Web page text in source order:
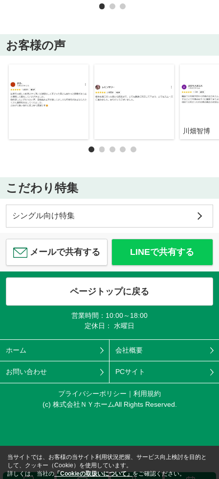
お客様の声
川畑智博
こだわり特集
シングル向け特集
メールで共有する LINEで共有する
ページトップに戻る
営業時間：10:00～18:00
定休日： 水曜日
ホーム 会社概要
お問い合わせ PCサイト
プライバシーポリシー
利用規約
(c) 株式会社ＮＹホームAll Rights Reserved.
当サイトでは、お客様の当サイト利用状況把握、サービス向上検討を目的と
して、クッキー（Cookie）を使用しています。
詳しくは、当社の 「Cookieの取扱いについて」をご確認ください。